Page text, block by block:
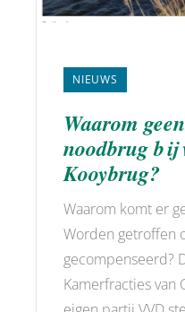
NIEUWS
Waarom
noodbrug bij
Kooybrug?
Waarom komt er
Worden getroffen
gecompenseerd?
Kamerfracties van